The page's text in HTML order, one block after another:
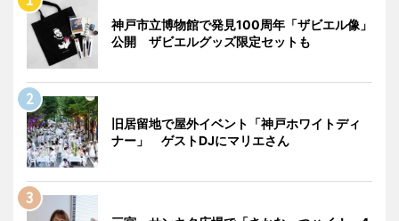
神戸市立博物館で発見100周年「ザビエル像」
公開 ザビエルグッズ限定セットも
旧居留地で屋外イベント「神戸ホワイトディ
ナー」 ゲストDJにマリエさん